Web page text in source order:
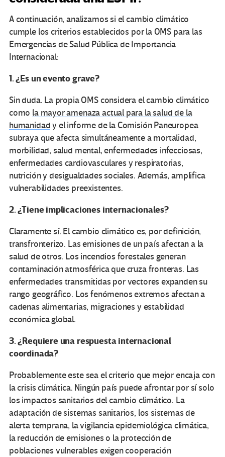
A continuación, analizamos si el cambio climático
cumple los criterios establecidos por la OMS para las
Emergencias de Salud Pública de Importancia
Internacional:
1. ¿Es un evento grave?
Sin duda. La propia OMS considera el cambio climático
como la mayor amenaza actual para la salud de la
humanidady el informe de la Comisión Paneuropea
subraya que afecta simultáneamente a mortalidad,
morbilidad, salud mental, enfermedades infecciosas,
enfermedades cardiovasculares y respiratorias,
nutrición y desigualdades sociales. Además, amplifica
vulnerabilidades preexistentes.
2. ¿Tiene implicaciones internacionales?
Claramente sí. El cambio climático es, por definición,
transfronterizo. Las emisiones de un país afectan a la
salud de otros. Los incendios forestales generan
contaminación atmosférica que cruza fronteras. Las
enfermedades transmitidas por vectores expanden su
rango geográfico. Los fenómenos extremos afectan a
cadenas alimentarias, migraciones y estabilidad
económica global.
3. ¿Requiere una respuesta internacional
coordinada?
Probablemente este sea el criterio que mejor encaja con
la crisis climática. Ningún país puede afrontar por sí solo
los impactos sanitarios del cambio climático. La
adaptación de sistemas sanitarios, los sistemas de
alerta temprana, la vigilancia epidemiológica climática,
la reducción de emisiones o la protección de
poblaciones vulnerables exigen cooperación